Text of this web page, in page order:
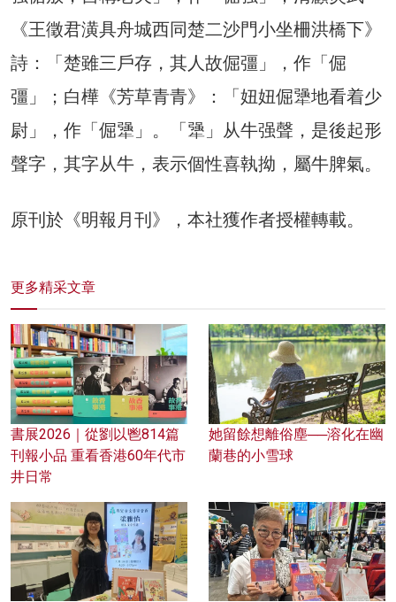
《王徵君潢具舟城西同楚二沙門小坐柵洪橋下》
詩：「楚雖三戶存，其人故倔彊」，作「倔
彊」；白樺《芳草青青》：「妞妞倔犟地看着少
尉」，作「倔犟」。「犟」从牛强聲，是後起形
聲字，其字从牛，表示個性喜執拗，屬牛脾氣。
原刊於《明報月刊》，本社獲作者授權轉載。
更多精采文章
書展2026｜從劉以鬯814篇
刊報小品 重看香港60年代市
井日常
她留餘想離俗塵──溶化在幽
蘭巷的小雪球